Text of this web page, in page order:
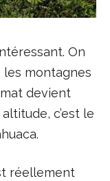
On
montagnes
devient
c’est le
réellement